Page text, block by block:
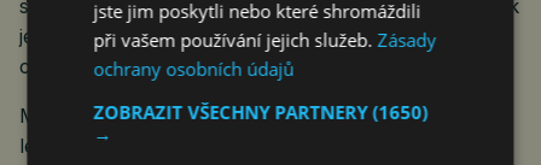
se vláda rozhodla, že chce firmám zvedat náklady, tak
je logické, že potravináři vyšší náklady promítnou do
cen,“ řekl v pondělí.
Ministr Stanjura na to odvětil, že pohonné hmoty od
léta klesají, mýtné považuje za bagatelní položku
jste jim poskytli nebo které shromáždili
při vašem používání jejich služeb.Zásady
ochrany osobních údajů
ZOBRAZIT VŠECHNY PARTNERY(1650)
→